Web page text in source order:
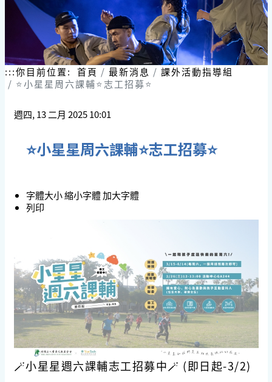
:::你目前位置: 首頁 最新消息
課外活動指導組
⭐小星星周六課輔⭐志工招募⭐
週四, 13 二月 2025 10:01
⭐小星星周六課輔⭐志工招募⭐
字體大小縮小字體加大字體
列印
🪄小星星週六課輔志工招募中🪄 (即日起-3/2)